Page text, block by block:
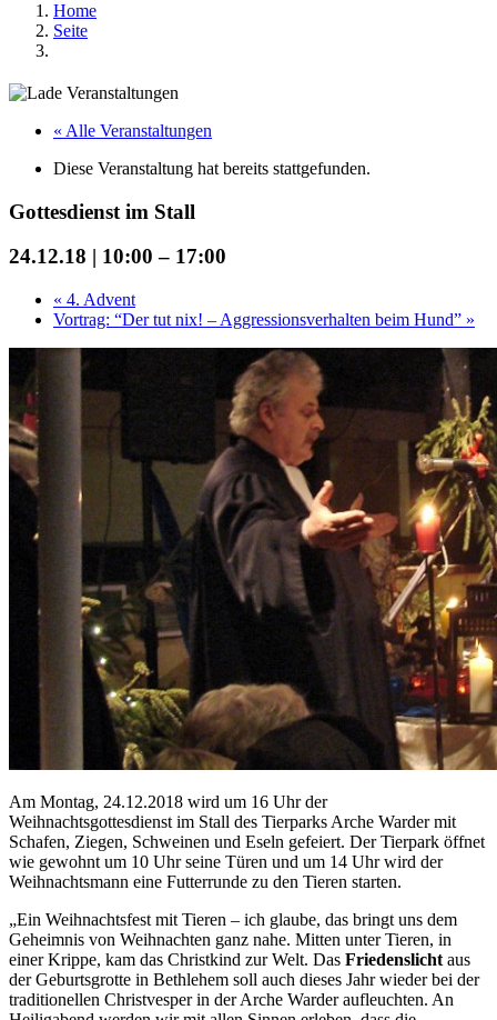
Home
Seite
« Alle Veranstaltungen
Diese Veranstaltung hat bereits stattgefunden.
Gottesdienst im Stall
24.12.18 | 10:00 – 17:00
« 4. Advent
Vortrag: “Der tut nix! – Aggressionsverhalten beim Hund” »
Am Montag, 24.12.2018 wird um 16 Uhr der
Weihnachtsgottesdienst im Stall des Tierparks Arche Warder mit
Schafen, Ziegen, Schweinen und Eseln gefeiert. Der Tierpark öffnet
wie gewohnt um 10 Uhr seine Türen und um 14 Uhr wird der
Weihnachtsmann eine Futterrunde zu den Tieren starten.
„Ein Weihnachtsfest mit Tieren – ich glaube, das bringt uns dem
Geheimnis von Weihnachten ganz nahe. Mitten unter Tieren, in
einer Krippe, kam das Christkind zur Welt. Das Friedenslicht aus
der Geburtsgrotte in Bethlehem soll auch dieses Jahr wieder bei der
traditionellen Christvesper in der Arche Warder aufleuchten. An